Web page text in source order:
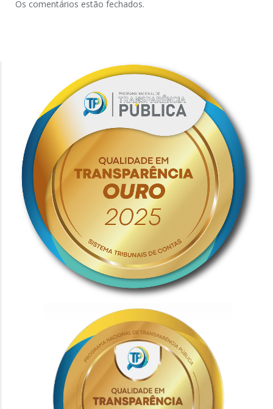
Os comentários estão fechados.